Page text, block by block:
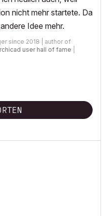
nicht mehr startete. Da
Idee mehr.
since 2018 | author of
user hall of fame